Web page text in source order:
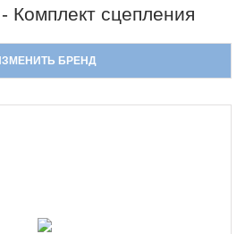
Комплект сцепления
БРЕНД
SACHS MEGAPOWER